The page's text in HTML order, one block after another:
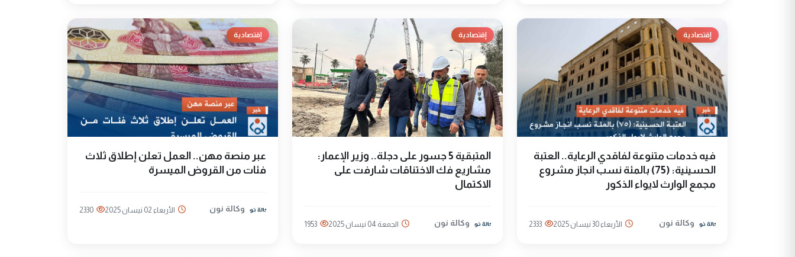
إقتصادية
فيه خدمات متنوعة لفاقدي الرعاية.. العتبة
الحسينية: (75) بالمئة نسب انجاز مشروع
مجمع الوارث لايواء الذكور
وكالة نون الأربعاء 30 نيسان 2025 2333
إقتصادية
المتبقية 5 جسور على دجلة.. وزير الإعمار:
مشاريع فك الاختناقات شارفت على
الاكتمال
وكالة نون الجمعة 04 نيسان 2025 1953
إقتصادية
عبر منصة مهن.. العمل تعلن إطلاق ثلاث
فئات من القروض الميسرة
وكالة نون الأربعاء 02 نيسان 2025 2330